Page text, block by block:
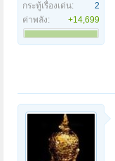
กระทู้เรื่องเด่น:
2
ค่าพลัง:
+14,699